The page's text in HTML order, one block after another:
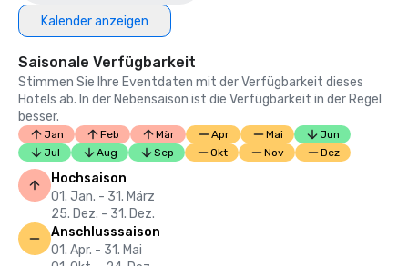
Kalender anzeigen
Saisonale Verfügbarkeit
Stimmen Sie Ihre Eventdaten mit der Verfügbarkeit dieses
Hotels ab. In der Nebensaison ist die Verfügbarkeit in der Regel
besser.
Jan Feb Mär Apr Mai
Jun
Jul
Aug Sep Okt Nov Dez
Hochsaison
01. Jan. - 31. März
25. Dez. - 31. Dez.
Anschlusssaison
01. Apr. - 31. Mai